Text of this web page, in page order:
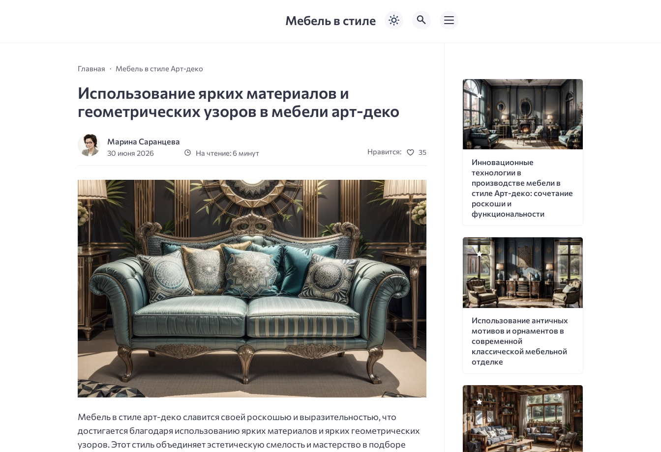
Мебель в стиле
Главная Мебель в стиле Арт-деко
Использование ярких материалов и
геометрических узоров в мебели арт-деко
Марина Саранцева
30 июня 2026 На чтение: 6 минут Нравится: 35
Мебель в стиле арт-деко славится своей роскошью и выразительностью, что
достигается благодаря использованию ярких материалов и ярких геометрических
узоров. Этот стиль объединяет эстетическую смелость и мастерство в подборе
Инновационные
технологии в
производстве мебели в
стиле Арт-деко: сочетание
роскоши и
функциональности
Использование античных
мотивов и орнаментов в
современной
классической мебельной
отделке